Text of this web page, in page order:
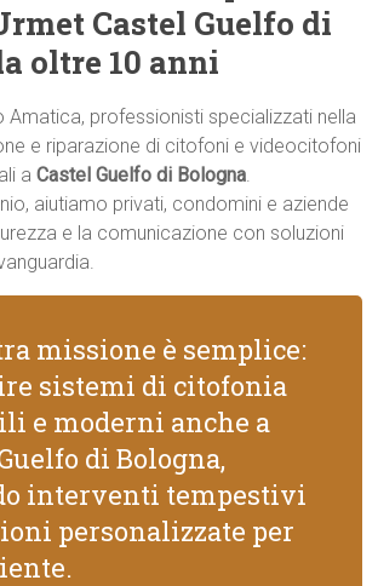
Castel Guelfo di
oltre 10 anni
Amatica, professionisti specializzati nella
e riparazione di citofoni e videocitofoni
aCastel Guelfo di Bologna.
aiutiamo privati, condomini e aziende
e la comunicazione con soluzioni
missione è semplice:
sistemi di citofonia
e moderni anche a
di Bologna,
interventi tempestivi
personalizzate per